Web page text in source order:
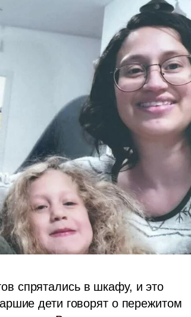
спрятались в шкафу, и это
дети говорят о пережитом